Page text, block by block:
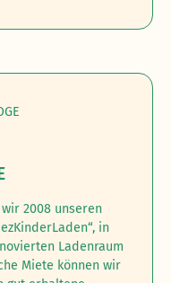
wir 2008 unseren
in
Ladenraum
Miete können wir